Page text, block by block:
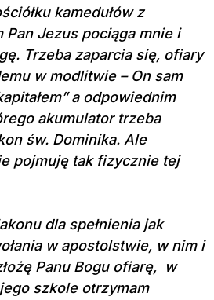
kamedułów z
Pan Jezus pociąga mnie i
Trzeba zaparcia się, ofiary
w modlitwie – On sam
a odpowiednim
akumulator trzeba
św. Dominika. Ale
pojmuję tak fizycznie tej
dla spełnienia jak
w apostolstwie, w nim i
Panu Bogu ofiarę, w
szkole otrzymam